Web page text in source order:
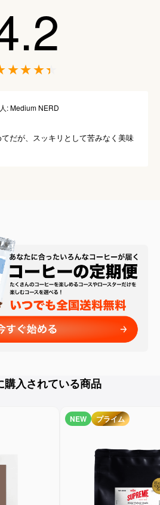
: Medium NERD
だが、スッキリとして苦みなく美味
購入されている商品
NEW プライム